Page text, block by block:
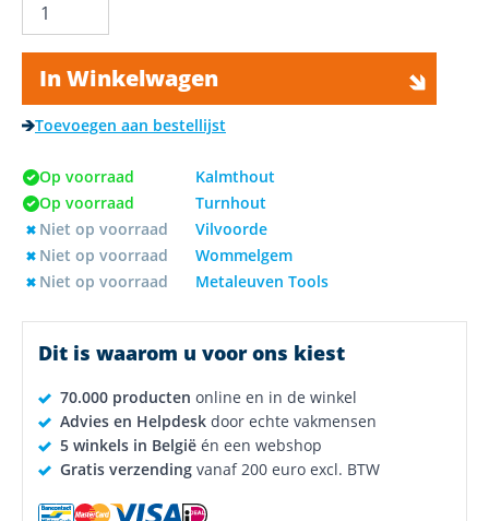
In Winkelwagen
Toevoegen aan bestellijst
Op voorraad
Kalmthout
Op voorraad
Turnhout
Niet op voorraad
Vilvoorde
Niet op voorraad
Wommelgem
Niet op voorraad
Metaleuven Tools
Dit is waarom u voor ons kiest
70.000 producten online en in de winkel
Advies en Helpdesk door echte vakmensen
5 winkels in België én een webshop
Gratis verzending vanaf 200 euro excl. BTW